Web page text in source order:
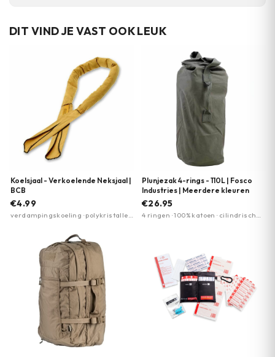
DIT VIND JE VAST OOK LEUK
Koelsjaal - Verkoelende Neksjaal |
BCB
€4.99
verdampingskoeling · polykristallen
Plunjezak 4-rings - 110L | Fosco
Industries | Meerdere kleuren
€26.95
4 ringen · 100% katoen · cilindrische